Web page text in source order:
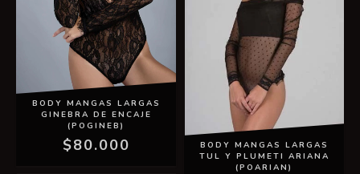
BODY MANGAS LARGAS
GINEBRA DE ENCAJE
(POGINEB)
$80.000
BODY MANGAS LARGAS
TUL Y PLUMETI ARIANA
(POARIAN)